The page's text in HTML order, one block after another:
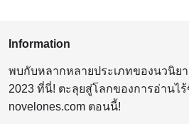
Information
พบกับหลากหลายประเภทของนวนิยา
2023 ที่นี่! ตะลุยสู่โลกของการอ่านไ
novelones.com ตอนนี้!